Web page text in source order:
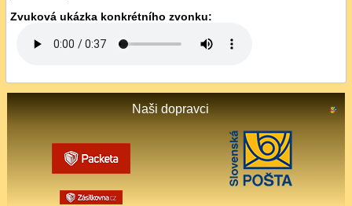
Naši dopravci
Zvuková ukázka konkrétního zvonku: